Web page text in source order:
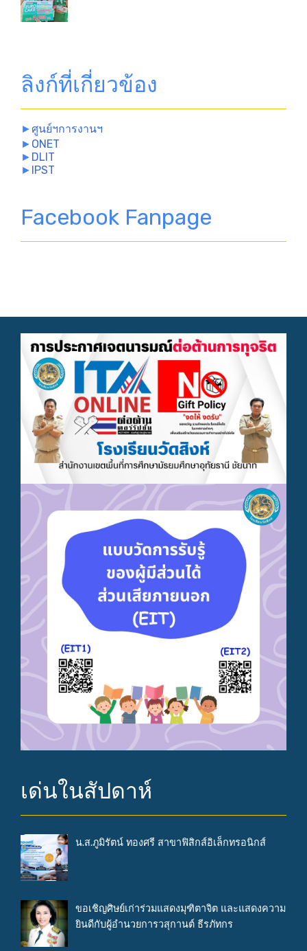
ลิงก์ที่เกี่ยวข้อง
►ศูนย์ฯการงานฯ
► ONET
► DLIT
► IPST
Facebook Fanpage
เด่นในสัปดาห์
น.ส.ภูมิรัตน์ ทองศรี สาขาฟิสิกส์อิเล็กทรอนิกส์
ขอเชิญศิษย์เก่าร่วมแสดงมุฑิตาจิต และแสดงความ
ยินดีกับผู้อำนวยการวสุกานต์ ธีรภัทกร